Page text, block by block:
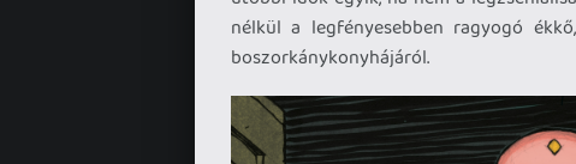
nélkül a legfényesebben ragyogó
boszorkánykonyhájáról.